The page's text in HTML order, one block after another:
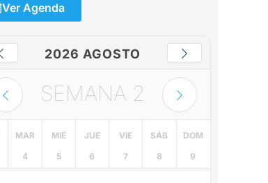
Ver Agenda
2026 AGOSTO
SEMANA 2
MAR
4
MIÉ
5
JUE
6
VIE
7
SÁB
8
DOM
9